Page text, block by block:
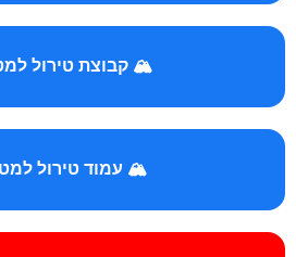
🏔️ קבוצת טירול
🏔️ עמוד טירול